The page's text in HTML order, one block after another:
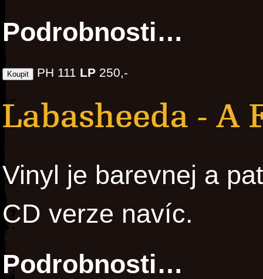
Podrobnosti…
PH 111 LP 250,-
Labasheeda - A
Vinyl je barevnej a
CD verze navíc.
Podrobnosti…